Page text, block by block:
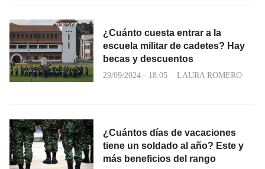
¿Cuánto cuesta entrar a la
escuela militar de cadetes? Hay
becas y descuentos
29/09/2024 - 18:05 LAURA ROMERO
¿Cuántos días de vacaciones
tiene un soldado al año? Este y
más beneficios del rango